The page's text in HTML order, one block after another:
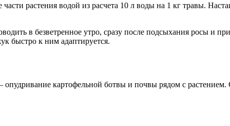
растения водой из расчета 10 л воды на 1 кг травы.
в безветренное утро, сразу после подсыхания росы и
быстро к ним адаптируется.
картофельной ботвы и почвы рядом с